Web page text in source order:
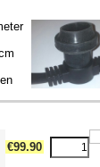
€99.90